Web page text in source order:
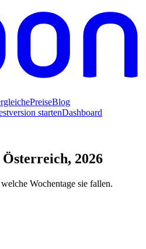
PreiseBlog
startenDashboard
2026
Wochentage sie fallen.